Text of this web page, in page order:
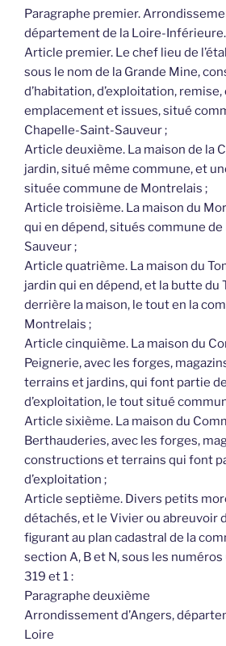
Paragraphe premier.
département de la Loire-Inférieure.
Article premier. Le chef lieu de
sous le nom de la Grande Mine,
d’habitation, d’exploitation, remise,
emplacement et issues, situé
Chapelle-Saint-Sauveur ;
Article deuxième. La maison de la
jardin, situé même commune, et
située commune de Montrelais ;
Article troisième. La maison du
qui en dépend, situés commune
Sauveur ;
Article quatrième. La maison du
jardin qui en dépend, et la butte du
derrière la maison, le tout en la
Montrelais ;
Article cinquième. La maison du
Peignerie, avec les forges,
terrains et jardins, qui font partie
d’exploitation, le tout situé
Article sixième. La maison du
Berthauderies, avec les forges,
constructions et terrains qui font
d’exploitation ;
Article septième. Divers petits
détachés, et le Vivier ou abreuvoir
figurant au plan cadastral de la
section A, B et N, sous les
319 et 1 :
Paragraphe deuxième
Arrondissement d’Angers,
Loire